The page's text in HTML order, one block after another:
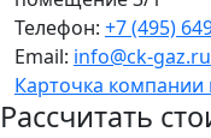
Телефон: +7 (495)
Email: info@ck-gaz.ru
Карточка компании
Рассчитать